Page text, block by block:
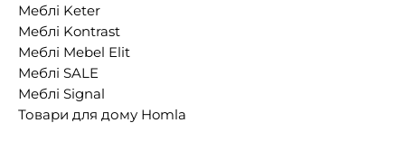
Меблі Keter
Меблі Kontrast
Меблі Mebel Elit
Меблі SALE
Меблі Signal
Товари для дому Homla